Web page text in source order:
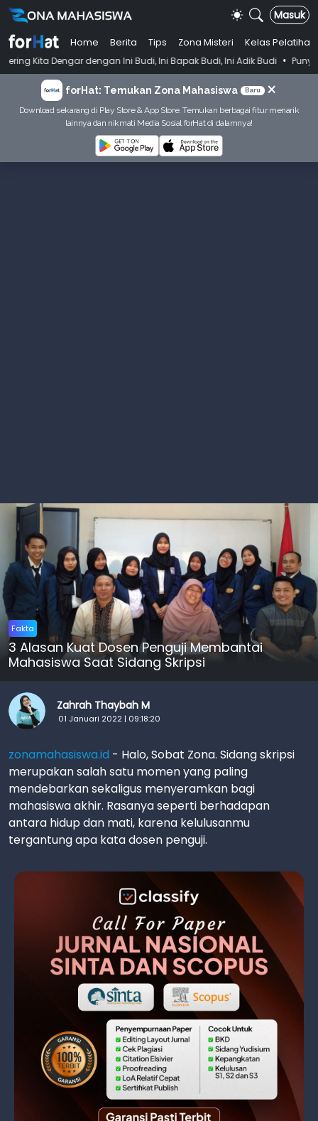
Masuk
Home Berita Tips Zona Misteri
Kelas Pelatihan
dengan Ini Budi, Ini Bapak Budi, Ini Adik Budi • Punya Tujuan
forHat: Temukan Zona Mahasiswa Baru ×
Download sekarang di Play Store & App Store. Temukan berbagai fitur menarik
lainnya dan nikmati Media Sosial forHat di dalamnya!
Fakta
3 Alasan Kuat Dosen Penguji Membantai
Mahasiswa Saat Sidang Skripsi
Zahrah Thaybah M
01 Januari 2022 | 09:18:20
zonamahasiswa.id - Halo, Sobat Zona. Sidang skripsi
merupakan salah satu momen yang paling
mendebarkan sekaligus menyeramkan bagi
mahasiswa akhir. Rasanya seperti berhadapan
antara hidup dan mati, karena kelulusanmu
tergantung apa kata dosen penguji.